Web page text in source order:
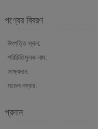
পণ্যের বিবরণ
উৎপত্তি স্থল:
পরিচিতিমুলক নাম:
সাক্ষ্যদান:
মডেল নম্বার:
প্রদান